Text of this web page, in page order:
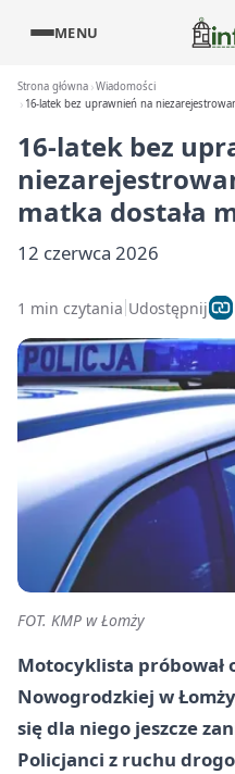
MENU
Strona główna Wiadomości
16-latek bez uprawnień na
16-latek bez
matka dostała
12 czerwca 2026
1 min czytania Udostępnij
FOT. KMP w Łomży
Motocyklista próbował
Nowogrodzkiej w
się dla niego jeszcze
Policjanci z ruchu